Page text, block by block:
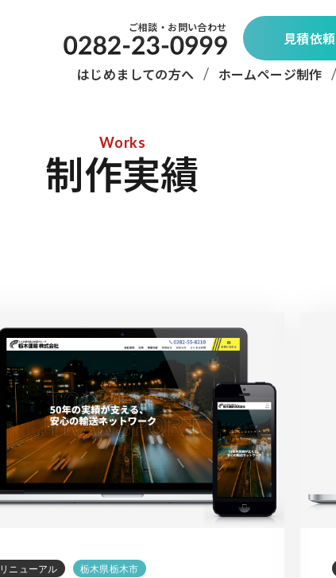
はじめましての方へ ホームページ制作
ご相談・お問い合わせ
見積依頼
Works
制作実績
リニューアル 栃木県栃木市